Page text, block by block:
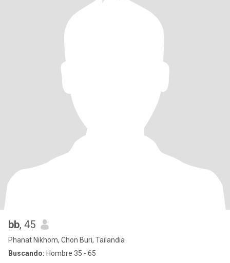
bb, 45
Phanat Nikhom, Chon Buri, Tailandia
Buscando: Hombre 35 - 65